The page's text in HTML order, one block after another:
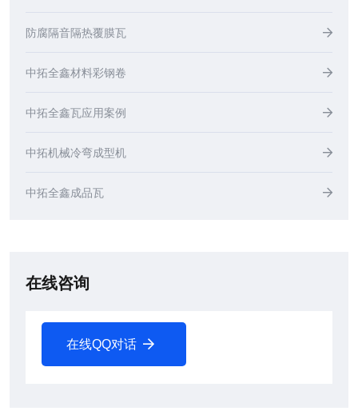
防腐隔音隔热覆膜瓦
中拓全鑫材料彩钢卷
中拓全鑫瓦应用案例
中拓机械冷弯成型机
中拓全鑫成品瓦
在线咨询
在线QQ对话